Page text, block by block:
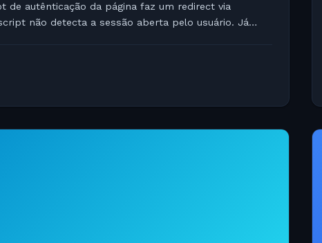
de autênticação da página faz um redirect via
não detecta a sessão aberta pelo usuário. Já